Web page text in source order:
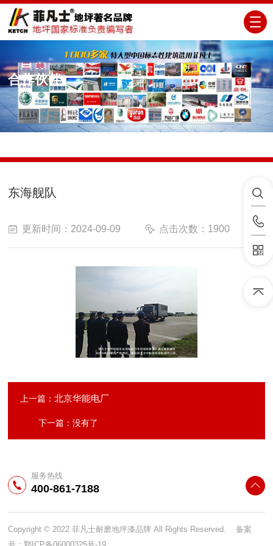
合作伙伴
东海舰队
更新时间：2024-09-09 点击次数：1900
上一篇：北京华能电厂
下一篇：没有了
服务热线
400-861-7188
Copyright © 2022 菲凡士耐磨地坪漆品牌 All Rights Reserved. 备案